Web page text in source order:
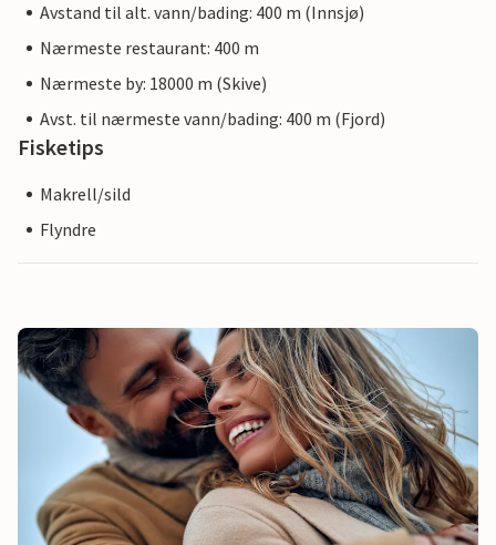
Avstand til alt. vann/bading: 400 m (Innsjø)
Nærmeste restaurant: 400 m
Nærmeste by: 18000 m (Skive)
Avst. til nærmeste vann/bading: 400 m (Fjord)
Fisketips
Makrell/sild
Flyndre